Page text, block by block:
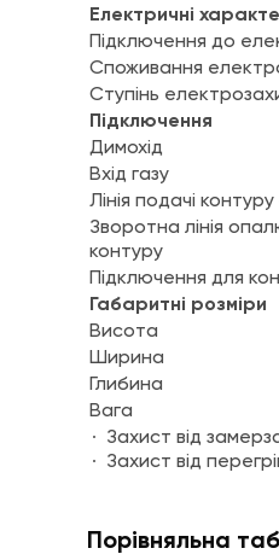
Електричні
Підключення до
Споживання
Ступінь
Підключення
Димохід
Вхід газу
Лінія подачі
Зворотна лінія
контуру
Підключення для
Габаритні розміри
Висота
Ширина
Глибина
Вага
Захист від
Захист від
Порівняльна